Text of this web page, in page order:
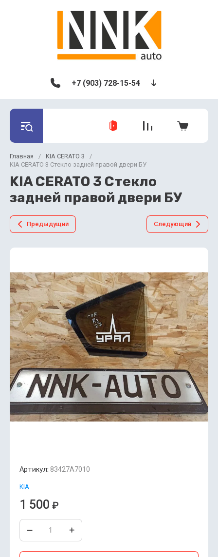
+7 (903) 728-15-54
Главная / KIA CERATO 3
/
KIA CERATO 3 Стекло задней правой двери БУ
KIA CERATO 3 Стекло
задней правой двери БУ
Предыдущий Следующий
Артикул: 83427A7010
KIA
1 500 ₽